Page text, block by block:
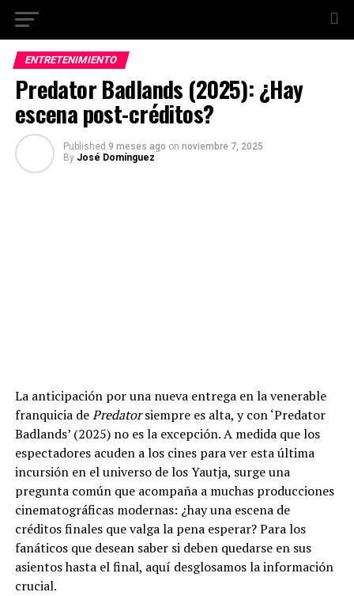
ENTRETENIMIENTO
Predator Badlands (2025): ¿Hay
escena post-créditos?
Published 9 meses ago on noviembre 7, 2025
By José Domínguez
La anticipación por una nueva entrega en la venerable
franquicia dePredatorsiempre es alta, y con ‘Predator
Badlands’ (2025) no es la excepción. A medida que los
espectadores acuden a los cines para ver esta última
incursión en el universo de los Yautja, surge una
pregunta común que acompaña a muchas producciones
cinematográficas modernas: ¿hay una escena de
créditos finales que valga la pena esperar? Para los
fanáticos que desean saber si deben quedarse en sus
asientos hasta el final, aquí desglosamos la información
crucial.